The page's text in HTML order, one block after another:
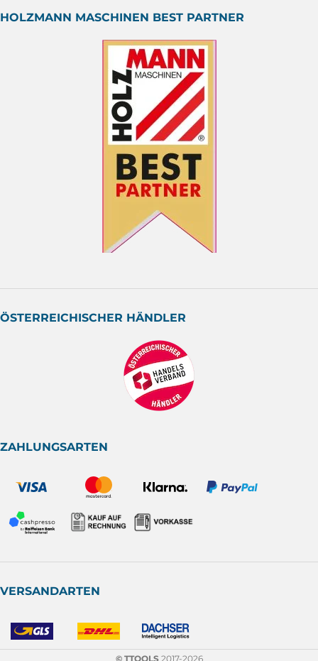
HOLZMANN MASCHINEN BEST PARTNER
ÖSTERREICHISCHER HÄNDLER
ZAHLUNGSARTEN
VERSANDARTEN
© TTOOLS 2017-2026